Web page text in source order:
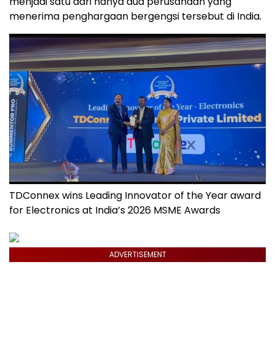
menerima penghargaan bergengsi tersebut di India.
TDConnex wins Leading Innovator of the Year award
for Electronics at India’s 2026 MSME Awards
ADVERTISEMENT